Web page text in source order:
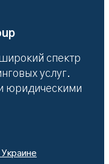
спектр
услуг.
юридическими